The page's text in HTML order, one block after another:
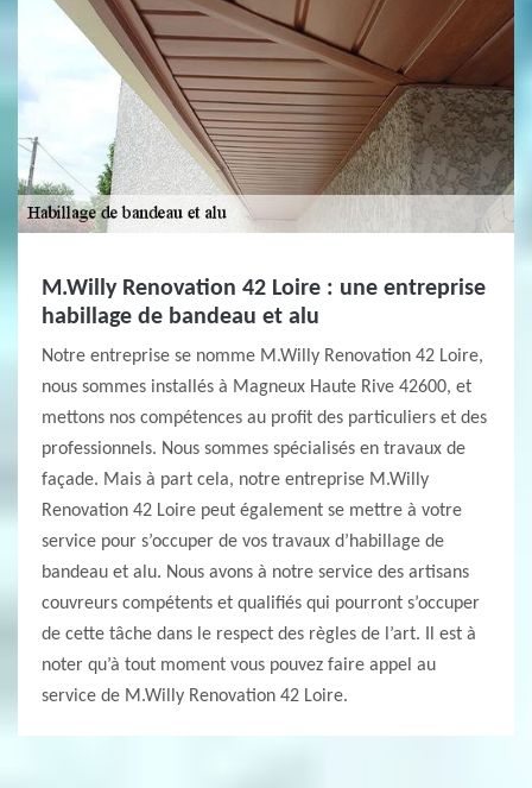
M.Willy Renovation 42 Loire : une entreprise
habillage de bandeau et alu
Notre entreprise se nomme M.Willy Renovation 42 Loire,
nous sommes installés à Magneux Haute Rive 42600, et
mettons nos compétences au profit des particuliers et des
professionnels. Nous sommes spécialisés en travaux de
façade. Mais à part cela, notre entreprise M.Willy
Renovation 42 Loire peut également se mettre à votre
service pour s’occuper de vos travaux d’habillage de
bandeau et alu. Nous avons à notre service des artisans
couvreurs compétents et qualifiés qui pourront s’occuper
de cette tâche dans le respect des règles de l’art. Il est à
noter qu’à tout moment vous pouvez faire appel au
service de M.Willy Renovation 42 Loire.